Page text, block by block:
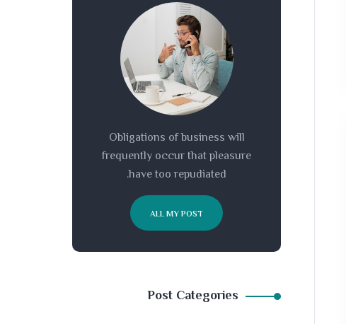
Obligations of business will
frequently occur that pleasure
have too repudiated.
ALL MY POST
Post Categories